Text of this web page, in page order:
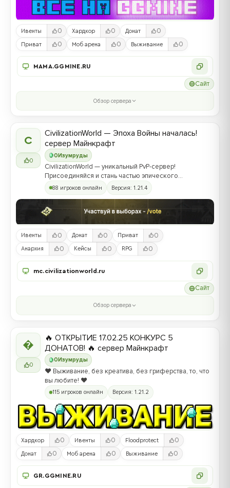
Ивенты 0 Хардкор 0 Донат 0
Приват 0 Моб арена 0 Выживание 0
MAMA.GGMINE.RU
Сайт
Обзор сервера
C
0
0Изумруды
CivilizationWorld — Эпоха Войны началась!
сервер Майнкрафт
CivilizationWorld — уникальный PvP-сервер!
Присоединяйся и стань частью эпического
противостояния между Альвами и Йотунами!
88 игроков онлайн Версия: 1.21.4
Ивенты 0 Донат 0 Приват 0
Анархия 0 Кейсы 0 RPG 0
mc.civilizationworld.ru
Сайт
Обзор сервера

0
0 Изумруды
🔥 ОТКРЫТИЕ 17.02.25 КОНКУРС 5
ДОНАТОВ! 🔥 сервер Майнкрафт
❤️ Выживание, без креатива, без гриферства, то, что
вы любите! ❤️
115 игроков онлайн Версия: 1.21.2
Хардкор 0 Ивенты 0 Floodprotect 0
Донат 0 Моб арена 0 Выживание 0
GR.GGMINE.RU